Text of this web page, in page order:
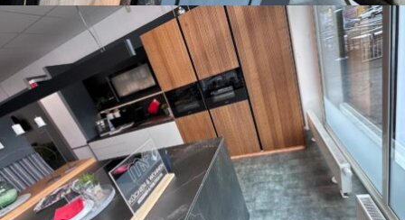
Küche 2
SORTIMENTSWECHSEL